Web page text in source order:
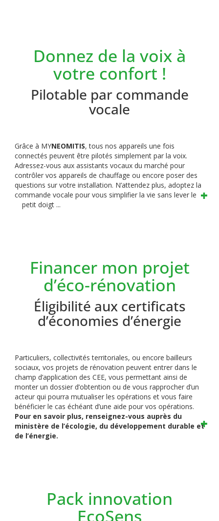
Donnez de la voix à
votre confort !
Pilotable par commande
vocale
Grâce à MYNEOMITIS, tous nos appareils une fois
connectés peuvent être pilotés simplement par la voix.
Adressez-vous aux assistants vocaux du marché pour
contrôler vos appareils de chauffage ou encore poser des
questions sur votre installation. N’attendez plus, adoptez la
commande vocale pour vous simplifier la vie sans lever le
petit doigt ...
Financer mon projet
d’éco-rénovation
Éligibilité aux certificats
d’économies d’énergie
Particuliers, collectivités territoriales, ou encore bailleurs
sociaux, vos projets de rénovation peuvent entrer dans le
champ d’application des CEE, vous permettant ainsi de
monter un dossier d’obtention ou de vous rapprocher d’un
acteur qui pourra mutualiser les opérations et vous faire
bénéficier le cas échéant d’une aide pour vos opérations.
Pour en savoir plus, renseignez-vous auprès du
ministère de l’écologie, du développement durable et
de l’énergie.
Pack innovation
EcoSens